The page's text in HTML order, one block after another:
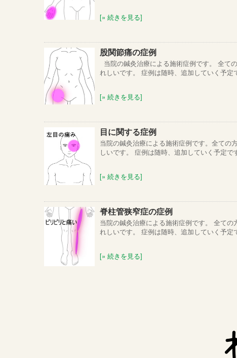
[» 続きを見る]
股関節痛の症例
当院の鍼灸治療による施術症例です。 全て
れしいです。 症例は随時、追加していく予
[» 続きを見る]
目に関する症例
当院の鍼灸治療による施術症例です。全ての
しいです。 症例は随時、追加していく予
[» 続きを見る]
脊柱管狭窄症の症例
当院の鍼灸治療による施術症例です。 全て
れしいです。 症例は随時、追加していく予
[» 続きを見る]